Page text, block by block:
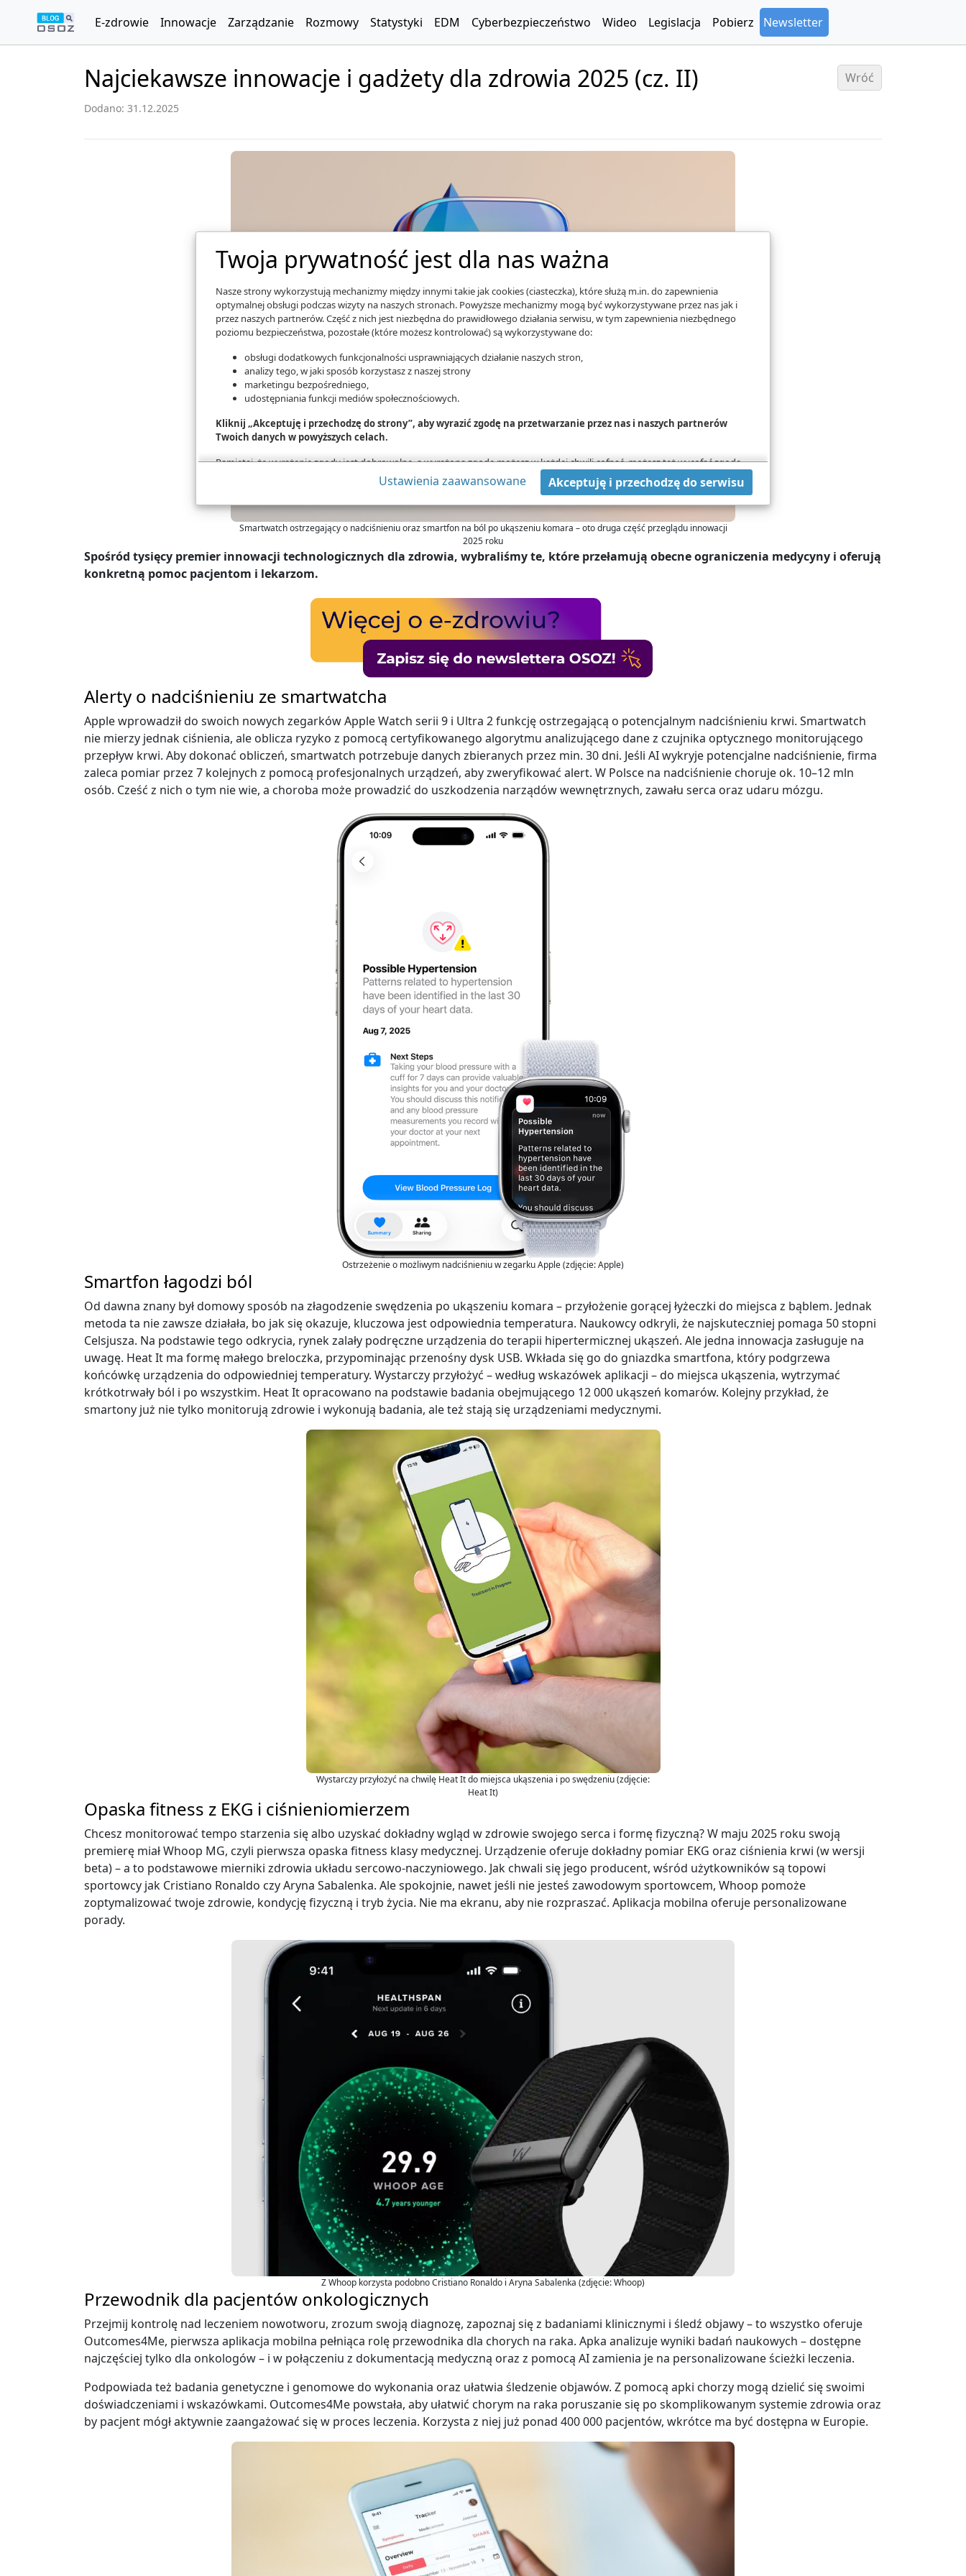
E-zdrowie Innowacje Zarządzanie Rozmowy Statystyki EDM Cyberbezpieczeństwo Wideo Legislacja Pobierz Newsletter
Najciekawsze innowacje i gadżety dla zdrowia 2025 (cz. II)
Dodano: 31.12.2025
Wróć
Smartwatch ostrzegający o nadciśnieniu oraz smartfon na ból po ukąszeniu komara – oto druga część przeglądu innowacji
2025 roku
Spośród tysięcy premier innowacji technologicznych dla zdrowia, wybraliśmy te, które przełamują obecne ograniczenia medycyny i oferują
konkretną pomoc pacjentom i lekarzom.
Alerty o nadciśnieniu ze smartwatcha
Apple wprowadził do swoich nowych zegarków Apple Watch serii 9 i Ultra 2 funkcję ostrzegającą o potencjalnym nadciśnieniu krwi. Smartwatch
nie mierzy jednak ciśnienia, ale oblicza ryzyko z pomocą certyfikowanego algorytmu analizującego dane z czujnika optycznego monitorującego
przepływ krwi. Aby dokonać obliczeń, smartwatch potrzebuje danych zbieranych przez min. 30 dni. Jeśli AI wykryje potencjalne nadciśnienie, firma
zaleca pomiar przez 7 kolejnych z pomocą profesjonalnych urządzeń, aby zweryfikować alert. W Polsce na nadciśnienie choruje ok. 10–12 mln
osób. Cześć z nich o tym nie wie, a choroba może prowadzić do uszkodzenia narządów wewnętrznych, zawału serca oraz udaru mózgu.
Ostrzeżenie o możliwym nadciśnieniu w zegarku Apple (zdjęcie: Apple)
Smartfon łagodzi ból
Od dawna znany był domowy sposób na złagodzenie swędzenia po ukąszeniu komara – przyłożenie gorącej łyżeczki do miejsca z bąblem. Jednak
metoda ta nie zawsze działała, bo jak się okazuje, kluczowa jest odpowiednia temperatura. Naukowcy odkryli, że najskuteczniej pomaga 50 stopni
Celsjusza. Na podstawie tego odkrycia, rynek zalały podręczne urządzenia do terapii hipertermicznej ukąszeń. Ale jedna innowacja zasługuje na
uwagę. Heat It ma formę małego breloczka, przypominając przenośny dysk USB. Wkłada się go do gniazdka smartfona, który podgrzewa
końcówkę urządzenia do odpowiedniej temperatury. Wystarczy przyłożyć – według wskazówek aplikacji – do miejsca ukąszenia, wytrzymać
krótkotrwały ból i po wszystkim. Heat It opracowano na podstawie badania obejmującego 12 000 ukąszeń komarów. Kolejny przykład, że
smartony już nie tylko monitorują zdrowie i wykonują badania, ale też stają się urządzeniami medycznymi.
Wystarczy przyłożyć na chwilę Heat It do miejsca ukąszenia i po swędzeniu (zdjęcie:
Heat It)
Opaska fitness z EKG i ciśnieniomierzem
Chcesz monitorować tempo starzenia się albo uzyskać dokładny wgląd w zdrowie swojego serca i formę fizyczną? W maju 2025 roku swoją
premierę miał Whoop MG, czyli pierwsza opaska fitness klasy medycznej. Urządzenie oferuje dokładny pomiar EKG oraz ciśnienia krwi (w wersji
beta) – a to podstawowe mierniki zdrowia układu sercowo-naczyniowego. Jak chwali się jego producent, wśród użytkowników są topowi
sportowcy jak Cristiano Ronaldo czy Aryna Sabalenka. Ale spokojnie, nawet jeśli nie jesteś zawodowym sportowcem, Whoop pomoże
zoptymalizować twoje zdrowie, kondycję fizyczną i tryb życia. Nie ma ekranu, aby nie rozpraszać. Aplikacja mobilna oferuje personalizowane
porady.
Z Whoop korzysta podobno Cristiano Ronaldo i Aryna Sabalenka (zdjęcie: Whoop)
Przewodnik dla pacjentów onkologicznych
Przejmij kontrolę nad leczeniem nowotworu, zrozum swoją diagnozę, zapoznaj się z badaniami klinicznymi i śledź objawy – to wszystko oferuje
Outcomes4Me, pierwsza aplikacja mobilna pełniąca rolę przewodnika dla chorych na raka. Apka analizuje wyniki badań naukowych – dostępne
najczęściej tylko dla onkologów – i w połączeniu z dokumentacją medyczną oraz z pomocą AI zamienia je na personalizowane ścieżki leczenia.
Podpowiada też badania genetyczne i genomowe do wykonania oraz ułatwia śledzenie objawów. Z pomocą apki chorzy mogą dzielić się swoimi
doświadczeniami i wskazówkami. Outcomes4Me powstała, aby ułatwić chorym na raka poruszanie się po skomplikowanym systemie zdrowia oraz
by pacjent mógł aktywnie zaangażować się w proces leczenia. Korzysta z niej już ponad 400 000 pacjentów, wkrótce ma być dostępna w Europie.
Twoja prywatność jest dla nas ważna
Nasze strony wykorzystują mechanizmy między innymi takie jak cookies (ciasteczka), które służą m.in. do zapewnienia
optymalnej obsługi podczas wizyty na naszych stronach. Powyższe mechanizmy mogą być wykorzystywane przez nas jak i
przez naszych partnerów. Część z nich jest niezbędna do prawidłowego działania serwisu, w tym zapewnienia niezbędnego
poziomu bezpieczeństwa, pozostałe (które możesz kontrolować) są wykorzystywane do:
obsługi dodatkowych funkcjonalności usprawniających działanie naszych stron,
analizy tego, w jaki sposób korzystasz z naszej strony
marketingu bezpośredniego,
udostępniania funkcji mediów społecznościowych.
Kliknij „Akceptuję i przechodzę do strony”, aby wyrazić zgodę na przetwarzanie przez nas i naszych partnerów
Twoich danych w powyższych celach.
Pamiętaj, że wyrażenie zgody jest dobrowolne, a wyrażoną zgodę możesz w każdej chwili cofnąć, możesz też wycofać zgodę
na przetwarzanie Twoich danych tylko w niektórych celach. Jeżeli chcesz dowiedzieć się więcej lub chcesz przeprowadzić
konfigurację szczegółową - możesz tego dokonać za pomocą „Ustawień zaawansowanych”.
Więcej informacji na temat wykorzystywania narzędzi zewnętrznych na naszych stronach znajdziesz wPolityce cookies.
Ustawienia zaawansowane Akceptuję i przechodzę do serwisu